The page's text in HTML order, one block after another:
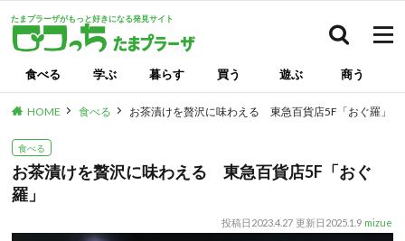
たまプラーザがもっと好きになる発見サイト
食べる 学ぶ 暮らす 買う 遊ぶ 商う
HOME 食べる お茶漬けを贅沢に味わえる 東急百貨店5F「おぐ羅」
食べる
お茶漬けを贅沢に味わえる 東急百貨店5F「おぐ
羅」
投稿日 2023.4.27 更新日 2025.1.9 mizue